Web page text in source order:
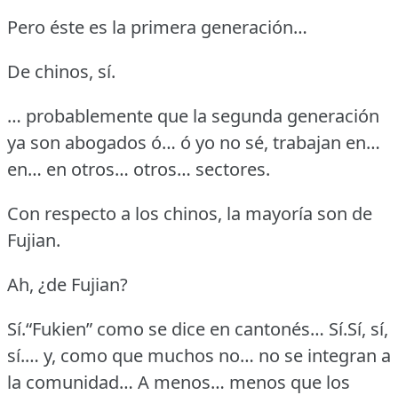
Pero éste es la primera generación…
De chinos, sí.
… probablemente que la segunda generación
ya son abogados ó… ó yo no sé, trabajan en…
en… en otros… otros… sectores.
Con respecto a los chinos, la mayoría son de
Fujian.
Ah, ¿de Fujian?
Sí.“Fukien” como se dice en cantonés… Sí.Sí, sí,
sí.… y, como que muchos no… no se integran a
la comunidad… A menos… menos que los